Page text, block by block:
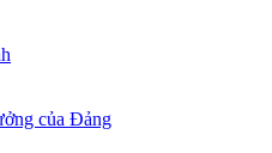
của Đảng